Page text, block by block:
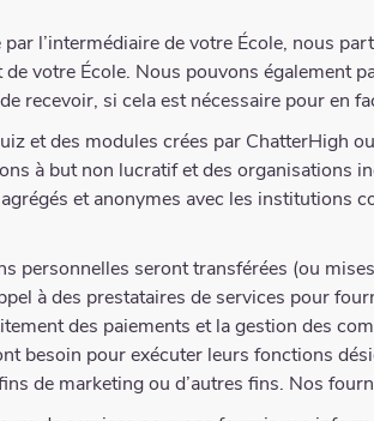
l’intermédiaire de votre École, nous
votre École. Nous pouvons également
recevoir, si cela est nécessaire pour en
et des modules crées par ChatterHigh
à but non lucratif et des organisations
et anonymes avec les institutions
personnelles seront transférées (ou
à des prestataires de services pour
des paiements et la gestion des
besoin pour exécuter leurs fonctions
de marketing ou d’autres fins. Nos